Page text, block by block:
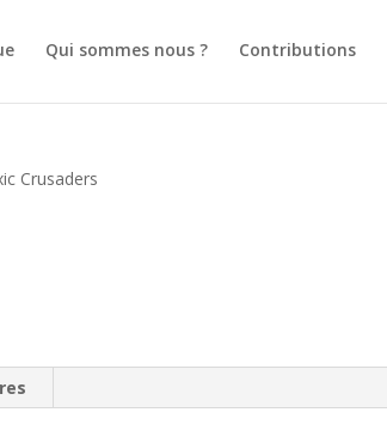
Qui sommes nous ? Contributions
Crusaders